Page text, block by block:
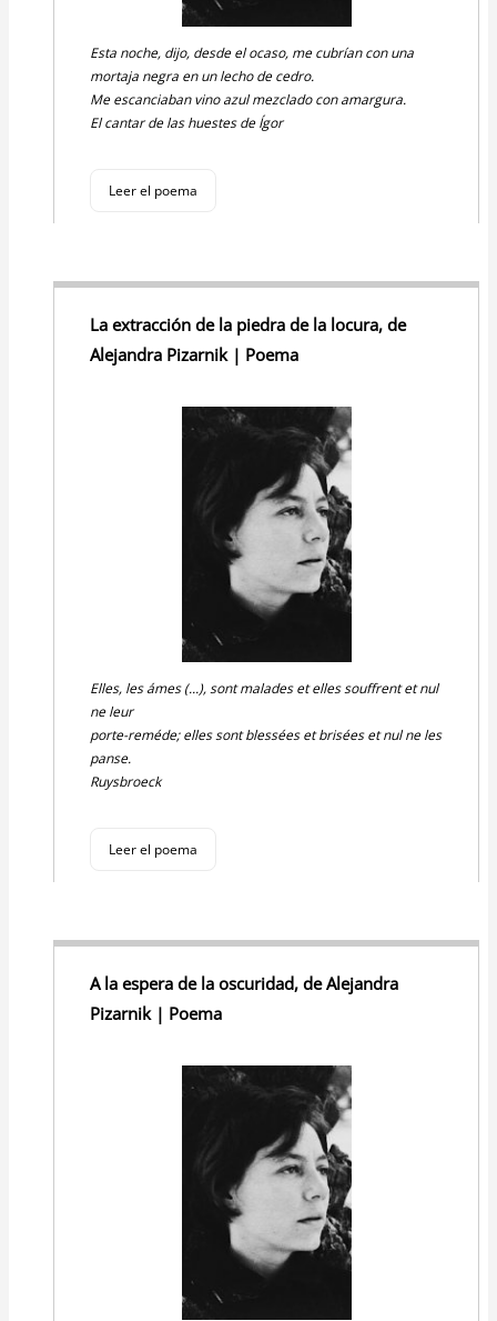
Esta noche, dijo, desde el ocaso, me cubrían con una
mortaja negra en un lecho de cedro.
Me escanciaban vino azul mezclado con amargura.
El cantar de las huestes de Ígor
Leer el poema
La extracción de la piedra de la locura, de
Alejandra Pizarnik | Poema
Elles, les ámes (...), sont malades et elles souffrent et nul
ne leur
porte-reméde; elles sont blessées et brisées et nul ne les
panse.
Ruysbroeck
Leer el poema
A la espera de la oscuridad, de Alejandra
Pizarnik | Poema